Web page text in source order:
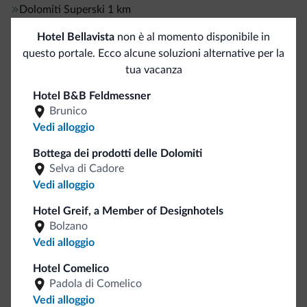
Dolomiti Superski 1 km
Sci di fondo 1 km
Animazione
Campo da golf 1 km
Maneggio/Equitazione
Percorsi trekking
Servizi generali
Cassetta di sicurezza
Motociclisti benvenuti
Business
Hotel Bellavista non è al momento disponibile in
questo portale. Ecco alcune soluzioni alternative per la
tua vacanza
Hotel B&B Feldmessner
Brunico
Vedi alloggio
Bottega dei prodotti delle Dolomiti
Selva di Cadore
Vedi alloggio
Hotel Greif, a Member of Designhotels
Bolzano
Vedi alloggio
Hotel Comelico
Padola di Comelico
Vedi alloggio